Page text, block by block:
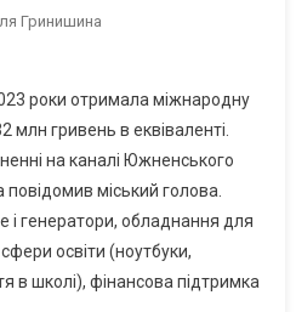
Гринишина
роки отримала міжнародну
млн гривень в еквіваленті.
на каналі Южненського
міський голова.
генератори, обладнання для
освіти (ноутбуки,
в школі), фінансова підтримка